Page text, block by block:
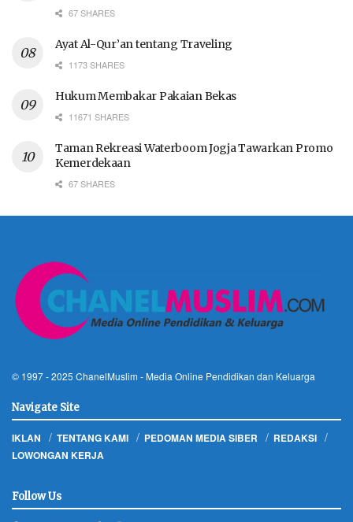
67 SHARES
Ayat Al-Qur’an tentang Traveling
1173 SHARES
Hukum Membakar Pakaian Bekas
11671 SHARES
Taman Rekreasi Waterboom Jogja Tawarkan Promo
Kemerdekaan
67 SHARES
© 1997 - 2025 ChanelMuslim - Media Online Pendidikan dan Keluarga
Navigate Site
IKLAN TENTANG KAMI PEDOMAN MEDIA SIBER
REDAKSI
LOWONGAN KERJA
Follow Us